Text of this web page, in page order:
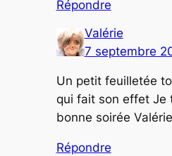
Répondre
Valérie
7 septembre
Un petit feuilletée
qui fait son effet Je
bonne soirée Valérie
Répondre